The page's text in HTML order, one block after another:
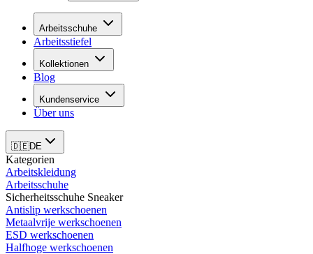
Arbeitsschuhe
Arbeitsstiefel
Kollektionen
Blog
Kundenservice
Über uns
🇩🇪DE
Kategorien
Arbeitskleidung
Arbeitsschuhe
Sicherheitsschuhe Sneaker
Antislip werkschoenen
Metaalvrije werkschoenen
ESD werkschoenen
Halfhoge werkschoenen